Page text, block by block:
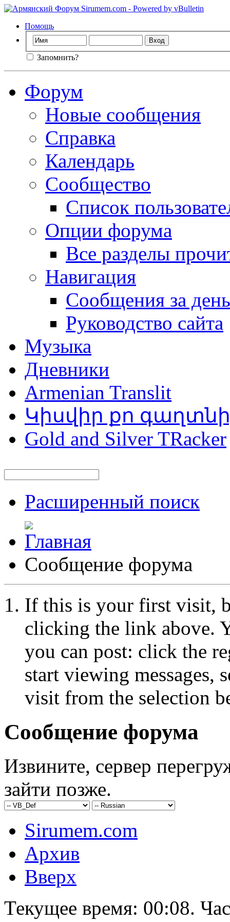
Помощь
Запомнить?
Форум
Новые сообщения
Справка
Календарь
Сообщество
Список
Опции форума
Все разделы
Навигация
Сообщения за день
Руководство сайта
Музыка
Дневники
Armenian Translit
Կիսվիր քո
Gold and Silver TRacker
Расширенный поиск
Сообщение форума
If this is your first visit,
clicking the link above.
you can post: click the
start viewing messages,
visit from the selection
Сообщение форума
Извините, сервер
зайти позже.
Sirumem.com
Архив
Вверх
Текущее время: 00:08.